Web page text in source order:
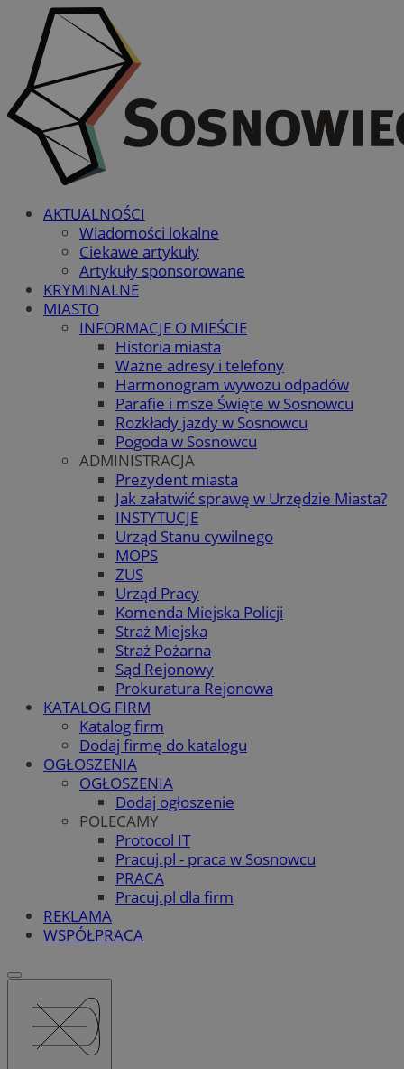
AKTUALNOŚCI
Wiadomości lokalne
Ciekawe artykuły
Artykuły sponsorowane
KRYMINALNE
MIASTO
INFORMACJE O MIEŚCIE
Historia miasta
Ważne adresy i telefony
Harmonogram wywozu odpadów
Parafie i msze Święte w Sosnowcu
Rozkłady jazdy w Sosnowcu
Pogoda w Sosnowcu
ADMINISTRACJA
Prezydent miasta
Jak załatwić sprawę w Urzędzie Miasta?
INSTYTUCJE
Urząd Stanu cywilnego
MOPS
ZUS
Urząd Pracy
Komenda Miejska Policji
Straż Miejska
Straż Pożarna
Sąd Rejonowy
Prokuratura Rejonowa
KATALOG FIRM
Katalog firm
Dodaj firmę do katalogu
OGŁOSZENIA
OGŁOSZENIA
Dodaj ogłoszenie
POLECAMY
Protocol IT
Pracuj.pl - praca w Sosnowcu
PRACA
Pracuj.pl dla firm
REKLAMA
WSPÓŁPRACA